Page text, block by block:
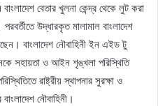
বেতার খুলনা কেন্দ্র থেকে লুট করা
পরবর্তীতে উদ্ধারকৃত মালামাল বাংলাদেশ
বাংলাদেশ নৌবাহিনী ইন এইড টু
সহায়তা ও আইন শৃঙ্খলা পরিস্থিতি
রাষ্ট্রীয় স্থাপনার সুরক্ষা ও
নৌবাহিনী।